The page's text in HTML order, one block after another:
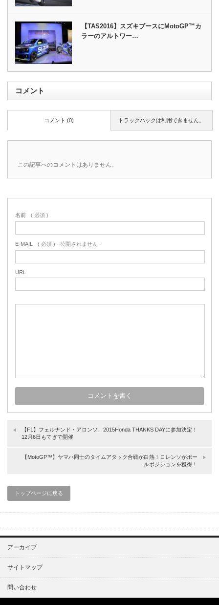
【TAS2016】スズキブースにMotoGP™カ
ラーのアルトワー…
コメント
トラックバックは利用できません。
コメント (0)
この記事へのコメントはありません。
名前 ( 必須 )
E-MAIL ( 必須 ) - 公開されません -
URL
【F1】フェルナンド・アロンソ、2015Honda THANKS DAYに参加決定！
12月6日もてぎで開催
【MotoGP™】ヤマハ同士のタイムアタック合戦が白熱！ロレンソがポー
ルポジションを獲得！
トップページに戻る
アーカイブ
サイトマップ
問い合わせ